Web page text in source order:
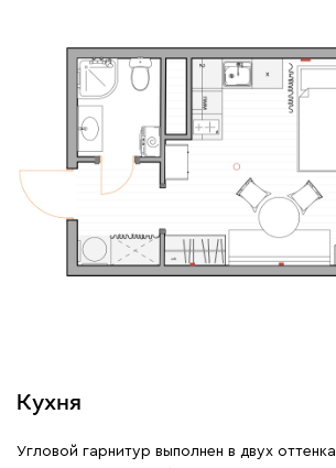
Кухня
Угловой гарнитур выполнен в двух